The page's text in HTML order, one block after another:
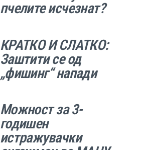
пчелите исчезнат?
КРАТКО И СЛАТКО:
Заштити се од
„фишинг“ напади
Можност за 3-
годишен
истражувачки